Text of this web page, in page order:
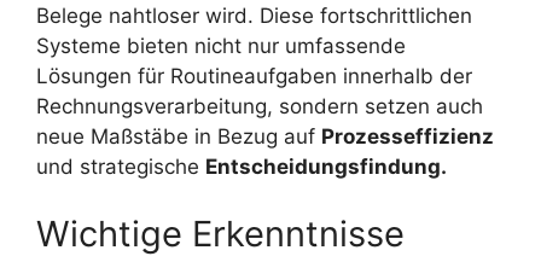
Belege nahtloser wird. Diese fortschrittlichen
Systeme bieten nicht nur umfassende
Lösungen für Routineaufgaben innerhalb der
Rechnungsverarbeitung, sondern setzen auch
neue Maßstäbe in Bezug auf Prozesseffizienz
und strategische Entscheidungsfindung.
Wichtige Erkenntnisse